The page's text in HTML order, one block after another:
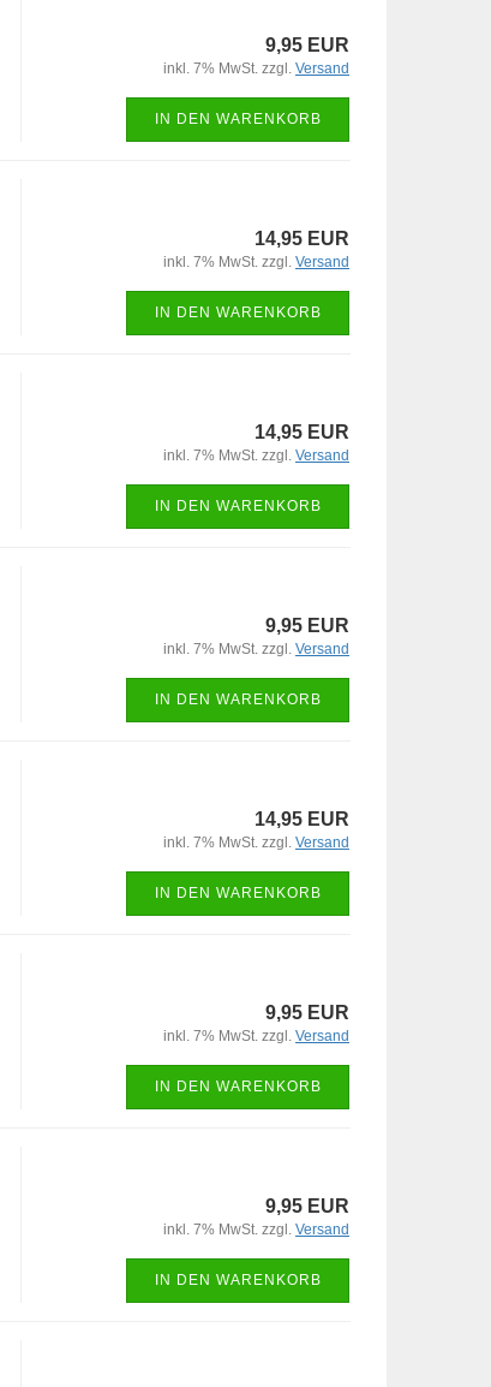
9,95 EUR
inkl. 7% MwSt. zzgl. Versand
IN DEN WARENKORB
14,95 EUR
inkl. 7% MwSt. zzgl. Versand
IN DEN WARENKORB
14,95 EUR
inkl. 7% MwSt. zzgl. Versand
IN DEN WARENKORB
9,95 EUR
inkl. 7% MwSt. zzgl. Versand
IN DEN WARENKORB
14,95 EUR
inkl. 7% MwSt. zzgl. Versand
IN DEN WARENKORB
9,95 EUR
inkl. 7% MwSt. zzgl. Versand
IN DEN WARENKORB
9,95 EUR
inkl. 7% MwSt. zzgl. Versand
IN DEN WARENKORB